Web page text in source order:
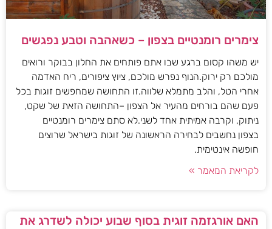
צימרים רומנטיים בצפון – כשאהבה וטבע נפגשים
יש משהו קסום ברגע שבו אתם פותחים את החלון בבוקר ורואים
מולכם רק ירוק.הנוף נפרש מולכם, ציוץ ציפורים, ריח האדמה
אחרי הטל, והלב מתמלא שלווה.זו התחושה שמחפשים זוגות בכל
פעם שהם בורחים מהעיר אל הצפון –התחושה הזאת של שקט,
ניתוק, וקרבה אמיתית אחד לשני.לא סתם צימרים רומנטיים
בצפון נחשבים לבחירה הראשונה של זוגות בישראל שרוצים
חופשה אינטימית.
לקריאת המאמר »
האם אורגזמה זוגית בסוף שבוע יכולה לשדרג את